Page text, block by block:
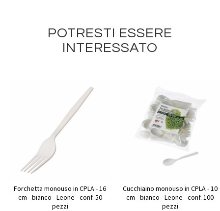
POTRESTI ESSERE
INTERESSATO
Forchetta monouso in CPLA - 16
cm - bianco - Leone - conf. 50
pezzi
Cucchiaino monouso in CPLA - 10
cm - bianco - Leone - conf. 100
pezzi